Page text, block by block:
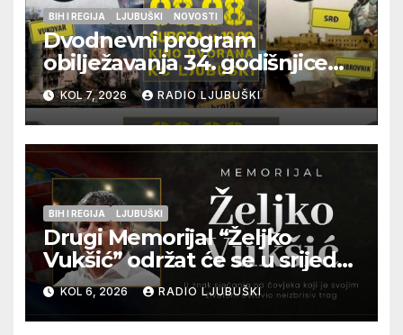
BIH I REGIJA LJUBUŠKI NOVOSTI
Dvodnevni program
obilježavanja 34. godišnjice
pogibije generala Blaža
Kraljevića i osmorice
pripadnika HOS-a
KOL 7, 2026 RADIO LJUBUŠKI
BIH I REGIJA LJUBUŠKI
Drugi Memorijal “Željko
Vukšić” održat će se u srijedu
12. kolovoza u Otoku
KOL 6, 2026 RADIO LJUBUŠKI